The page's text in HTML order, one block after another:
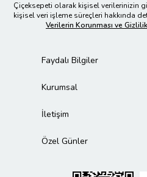
Çiçeksepeti olarak kişisel verilerinizin
kişisel veri işleme süreçleri hakkında
Verilerin Korunması ve
Faydalı Bilgiler
Kurumsal
İletişim
Özel Günler